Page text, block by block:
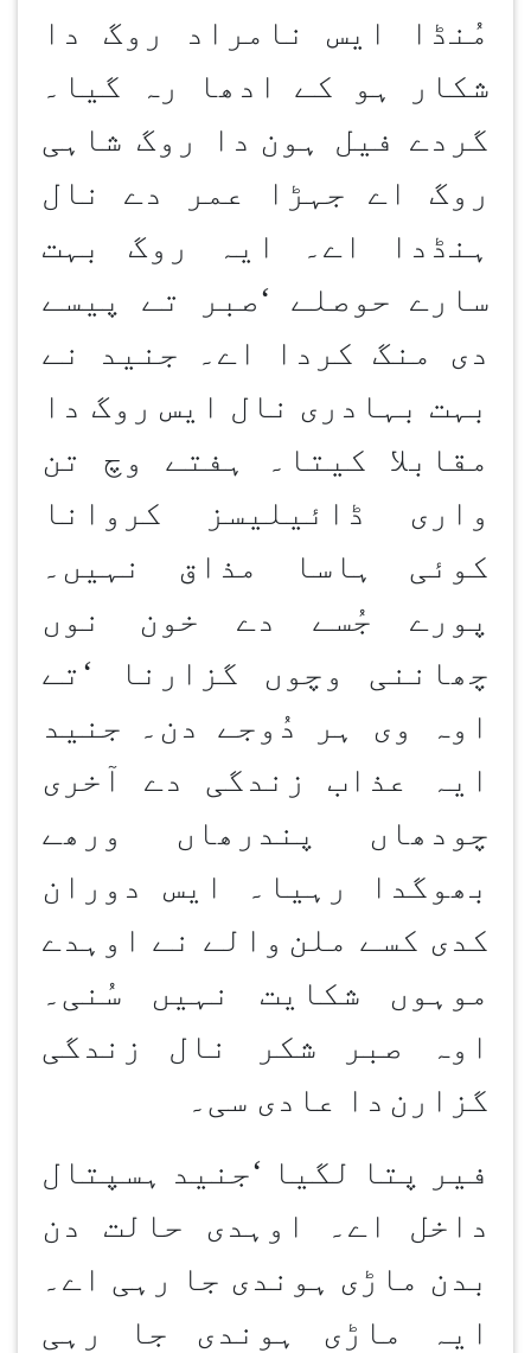
مُنڈا ایس نامراد روگ دا
شکار ہو کے ادھا رہ گیا۔
گردے فیل ہون دا روگ شاہی
روگ اے جہڑا عمر دے نال
ہنڈدا اے۔ ایہ روگ بہت
سارے حوصلے ‘صبر تے پیسے
دی منگ کردا اے۔ جنید نے
بہت بہادری نال ایس روگ دا
مقابلا کیتا۔ ہفتے وچ تن
واری ڈائیلیسز کروانا
کوئی ہاسا مذاق نہیں۔
پورے جُسے دے خون نوں
چھاننی وچوں گزارنا
‘ تے
اوہ وی ہر دُوجے دن۔ جنید
ایہ عذاب زندگی دے آخری
چودھاں پندرھاں ورھے
بھوگدا رہیا۔ ایس دوران
کدی کسے ملن والے نے اوہدے
موہوں شکایت نہیں سُنی۔
اوہ صبر شکر نال زندگی
گزارن دا عادی سی۔
فیر پتا لگیا ‘جنید ہسپتال
داخل اے۔ اوہدی حالت دن
بدن ماڑی ہوندی جا رہی اے۔
ایہ ماڑی ہوندی جا رہی